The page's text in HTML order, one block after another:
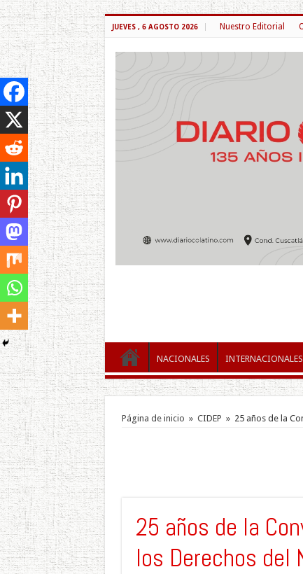
JUEVES , 6 AGOSTO 2026 Nuestro Editorial
NACIONALES INTERNACIONALES
Página de inicio » CIDEP » 25 años de la
25 años de la
los Derechos del